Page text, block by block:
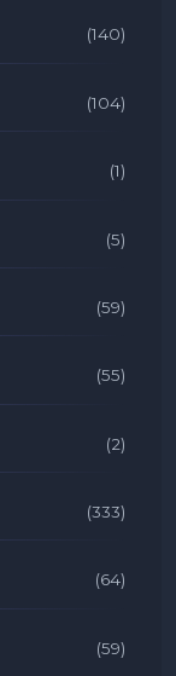
(140)
(104)
(1)
(5)
(59)
(55)
(2)
(333)
(64)
(59)